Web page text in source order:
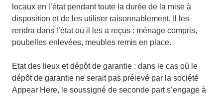
locaux en l’état pendant toute la durée de la mise à
disposition et de les utiliser raisonnablement. Il les
rendra dans l’état où il les a reçus : ménage compris,
poubelles enlevées, meubles remis en place.
Etat des lieux et dépôt de garantie : dans le cas où le
dépôt de garantie ne serait pas prélevé par la société
Appear Here, le soussigné de seconde part s’engage à